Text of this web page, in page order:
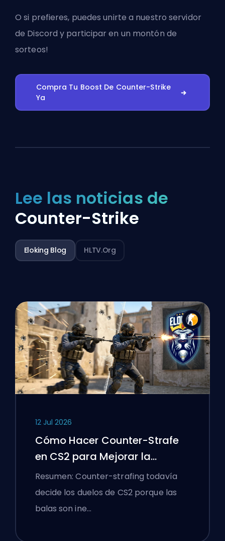
O si prefieres, puedesunirte a nuestro servidor
de Discord y participar en un montón de
sorteos!
Compra Tu Boost De Counter-Strike
Ya
Lee las noticias de
Counter-Strike
Eloking Blog HLTV.org
12 Jul 2026
Cómo Hacer Counter-Strafe
en CS2 para Mejorar la
Precisión
Resumen: Counter-strafing todavía
decide los duelos de CS2 porque las
balas son ine…